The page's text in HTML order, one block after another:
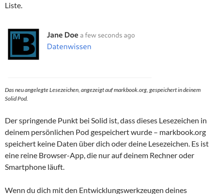
Liste.
Das neu angelegte Lesezeichen, angezeigt auf markbook.org, gespeichert in deinem
Solid Pod.
Der springende Punkt bei Solid ist, dass dieses Lesezeichen in
deinem persönlichen Pod gespeichert wurde – markbook.org
speichert keine Daten über dich oder deine Lesezeichen. Es ist
eine reine Browser-App, die nur auf deinem Rechner oder
Smartphone läuft.
Wenn du dich mit den Entwicklungswerkzeugen deines